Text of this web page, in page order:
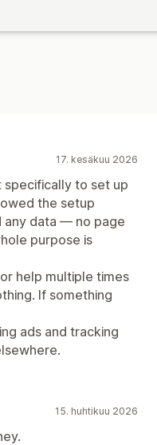
17. kesäkuu 2026
specifically to set up
the setup
any data — no page
purpose is
help multiple times
If something
ads and tracking
15. huhtikuu 2026